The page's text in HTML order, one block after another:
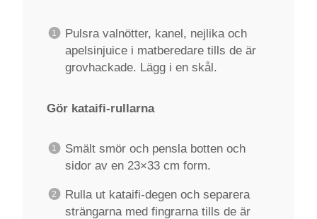
Pulsra valnötter, kanel, nejlika och
apelsinjuice i matberedare tills de är
grovhackade. Lägg i en skål.
Gör kataifi-rullarna
Smält smör och pensla botten och
sidor av en 23×33 cm form.
Rulla ut kataifi-degen och separera
strängarna med fingrarna tills de är